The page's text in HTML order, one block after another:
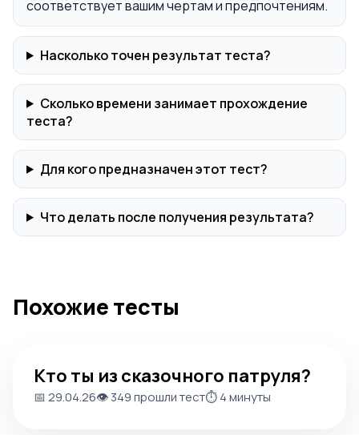
соответствует вашим чертам и предпочтениям.
Насколько точен результат теста?
Сколько времени занимает прохождение
теста?
Для кого предназначен этот тест?
Что делать после получения результата?
Похожие тесты
Кто ты из сказочного патруля?
📅 29.04.26👁️ 349 прошли тест⏱️ 4 минуты